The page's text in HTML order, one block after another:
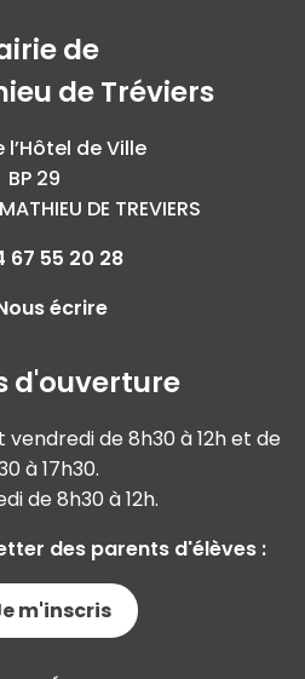
de
de Tréviers
l’Hôtel de Ville
BP 29
DE TREVIERS
67 55 20 28
écrire
d'ouverture
vendredi de 8h30 à 12h et de
à 17h30.
de 8h30 à 12h.
des parents d'élèves :
m'inscris